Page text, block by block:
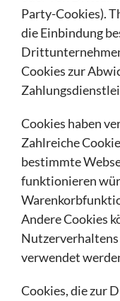
Party-Cookies).
die Einbindung
Cookies zur
Cookies haben
Zahlreiche
bestimmte
funktionieren
Andere Cookies
Nutzerverhaltens
verwendet
Cookies, die zur